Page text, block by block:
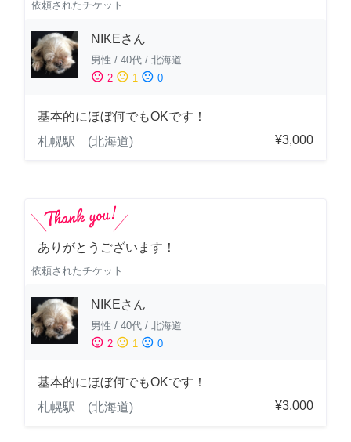
依頼されたチケット
NIKEさん
男性 / 40代 / 北海道
sentiment_satisfied 2 sentiment_neutral 1 sentiment_dissatisfied 0
基本的にほぼ何でもOKです！
札幌駅 (北海道)
¥3,000
ありがとうございます！
依頼されたチケット
NIKEさん
男性 / 40代 / 北海道
sentiment_satisfied 2 sentiment_neutral 1 sentiment_dissatisfied 0
基本的にほぼ何でもOKです！
札幌駅 (北海道)
¥3,000